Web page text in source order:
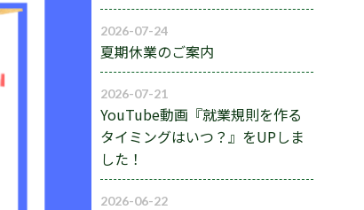
2026-07-24
夏期休業のご案内
2026-07-21
YouTube動画『就業規則を作る
タイミングはいつ？』をUPしま
した！
2026-06-22